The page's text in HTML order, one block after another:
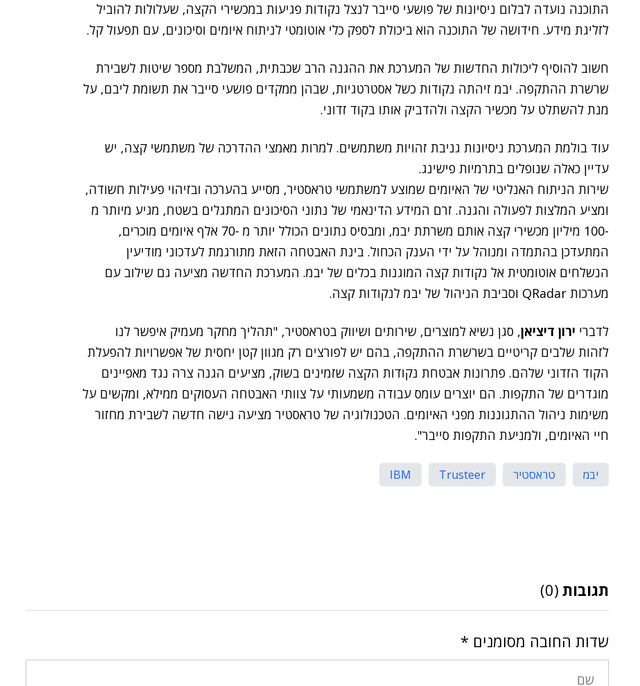
התוכנה נועדה לבלום ניסיונות של פושעי סייבר לנצל נקודות פגיעות במכשירי הקצה, שעלולות להוביל
לזליגת מידע. חידושה של התוכנה הוא ביכולת לספק כלי אוטומטי לניתוח איומים וסיכונים, עם תפעול קל.
חשוב להוסיף ליכולות החדשות של המערכת את ההגנה הרב שכבתית, המשלבת מספר שיטות לשבירת
שרשרת ההתקפה. יבמ זיהתה נקודות כשל אסטרטגיות, שבהן ממקדים פושעי סייבר את תשומת ליבם, על
מנת להשתלט על מכשיר הקצה ולהדביק אותו בקוד זדוני.
עוד בולמת המערכת ניסיונות גניבת זהויות משתמשים. למרות מאמצי ההדרכה של משתמשי קצה, יש
עדיין כאלה שנופלים בתרמיות פישינג.
שירות הניתוח האנליטי של האיומים שמוצע למשתמשי טראסטיר, מסייע בהערכה ובזיהוי פעילות חשודה,
ומציע המלצות לפעולה והגנה. זרם המידע הדינאמי של נתוני הסיכונים המתגלים בשטח, מגיע מיותר מ
-100 מיליון מכשירי קצה אותם משרתת יבמ, ומבסיס נתונים הכולל יותר מ -70 אלף איומים מוכרים,
המתעדכן בהתמדה ומנוהל על ידי הענק הכחול. בינת האבטחה הזאת מתורגמת לעדכוני מודיעין
הנשלחים אוטומטית אל נקודות קצה המוגנות בכלים של יבמ. המערכת החדשה מציעה גם שילוב עם
מערכות QRadar וסביבת הניהול של יבמ לנקודות קצה.
לדברי ירון דיציאן, סגן נשיא למוצרים, שירותים ושיווק בטראסטיר, "תהליך מחקר מעמיק איפשר לנו
לזהות שלבים קריטיים בשרשרת ההתקפה, בהם יש לפורצים רק מגוון קטן יחסית של אפשרויות להפעלת
הקוד הזדוני שלהם. פתרונות אבטחת נקודות הקצה שזמינים בשוק, מציעים הגנה צרה נגד מאפיינים
מוגדרים של התקפות. הם יוצרים עומס עבודה משמעותי על צוותי האבטחה העסוקים ממילא, ומקשים על
משימות ניהול ההתגוננות מפני האיומים. הטכנולוגיה של טראסטיר מציעה גישה חדשה לשבירת מחזור
חיי האיומים, ולמניעת התקפות סייבר".
יבמ טראסטיר Trusteer
IBM
תגובות (0)
שדות החובה מסומנים *